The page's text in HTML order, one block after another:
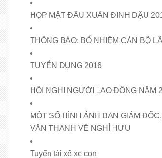
HỌP MẶT ĐẦU XUÂN ĐINH DẬU
THÔNG BÁO: BỔ NHIỆM CÁN BỘ
TUYỂN DỤNG 2016
HỘI NGHỊ NGƯỜI LAO ĐỘNG NĂM
MỘT SỐ HÌNH ẢNH BAN GIÁM
VĂN THANH VỀ NGHỈ HƯU
Tuyển tài xế xe con